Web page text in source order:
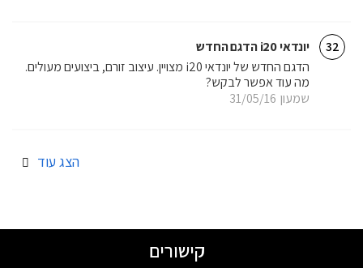
32 יונדאי i20 הדגם החדש
שמעון 31/05/16
הדגם החדש של יונדאי i20 מצויין. עיצוב זורם, ביצועים מעולים.
מה עוד אפשר לבקש?
הצג עוד
קישורים